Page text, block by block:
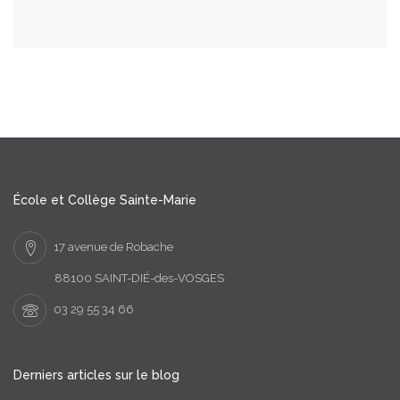
École et Collège Sainte-Marie
17 avenue de Robache
88100 SAINT-DIÉ-des-VOSGES
03 29 55 34 66
Derniers articles sur le blog